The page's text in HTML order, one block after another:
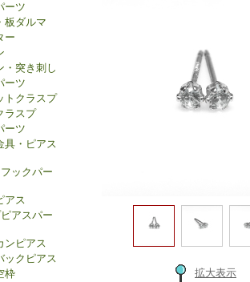
ーツ
板ダルマ
ー
・突き刺し
ーツ
トクラスプ
ラスプ
ーツ
具・ピアス
ックパー
アス
アスパー
ンピアス
ックピアス
枠
拡大表示